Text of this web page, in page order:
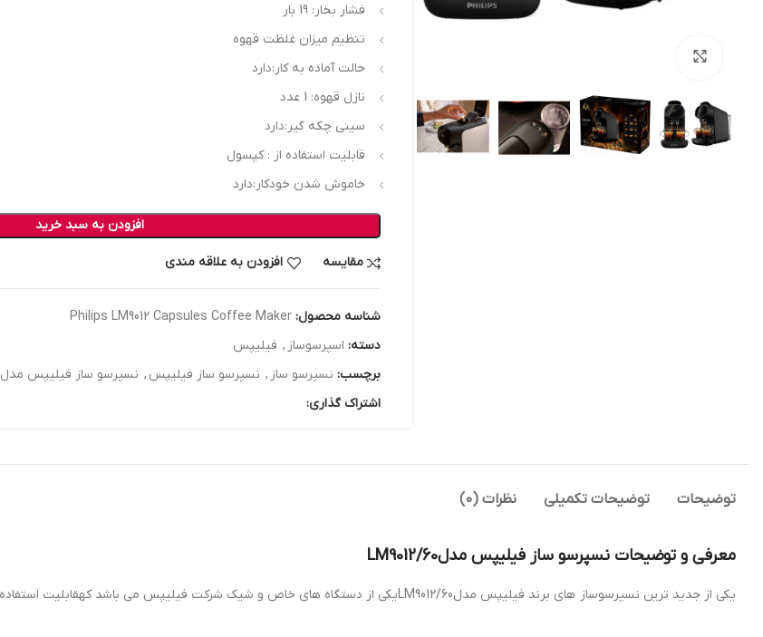
فشار بخار: 19 بار
تنظیم میزان غلظت قهوه
حالت آماده به کار:دارد
نازل قهوه: 1 عدد
سینی چکه گیر:دارد
قابلیت استفاده از : کپسول
خاموش شدن خودکار:دارد
افزودن به سبد خرید
مقایسه افزودن به علاقه مندی
شناسه محصول: Philips LM9012 Capsules Coffee Maker
دسته: اسپرسوساز , فیلیپس
برچسب: نسپرسو ساز , نسپرسو ساز فیلیپس , نسپرسو ساز فیلیپس مدلLM9012/60
اشتراک گذاری:
توضیحات توضیحات تکمیلی نظرات (0)
معرفی و توضیحات نسپرسو ساز فیلیپس مدلLM9012/60
یکی از جدید ترین نسپرسوساز های برند فیلیپس مدلLM9012/60یکی از دستگاه های خاص و شیک شرکت فیلیپس می باشد کهقابلیت استفاده از انواع قهوه های کپسولی موجود در بازار نیز استفاده نماید.